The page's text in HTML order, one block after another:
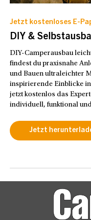
Jetzt kostenloses E-
DIY &
DIY-Camperausbau
findest du praxisnahe
und Bauen ultraleichter
inspirierende Einblicke
jetzt kostenlos das
individuell, funktional
Jetzt